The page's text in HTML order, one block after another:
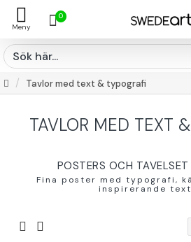
0
Tavlor med text & typografi
TAVLOR MED TEXT
POSTERS OCH
Fina poster med typografi,
inspirerande